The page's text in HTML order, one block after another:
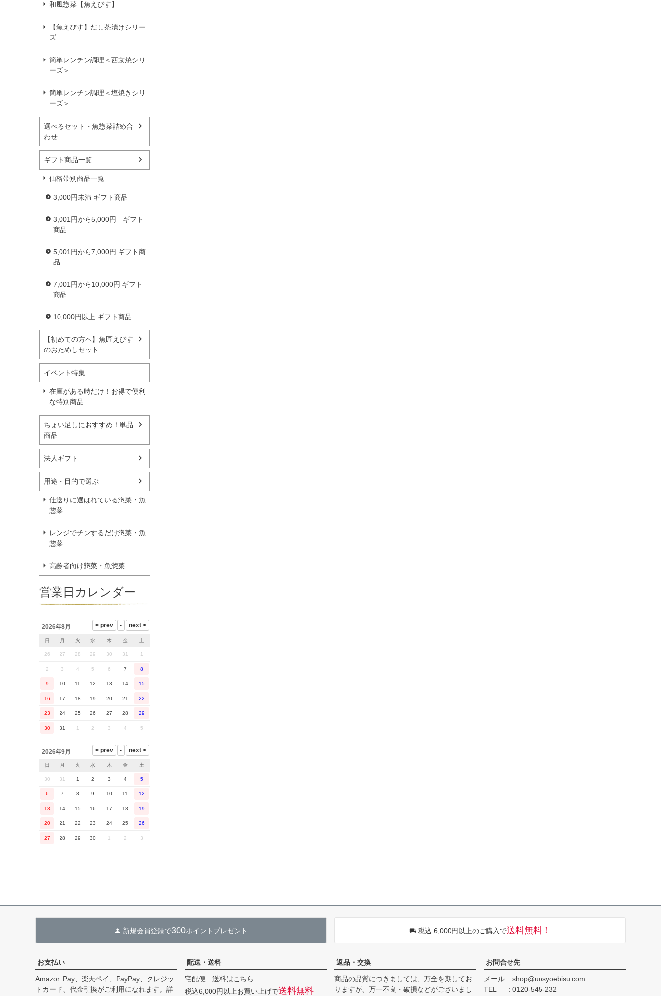
和風惣菜【魚えびす】
【魚えびす】だし茶漬けシリー
ズ
簡単レンチン調理＜西京焼シリ
ーズ＞
簡単レンチン調理＜塩焼きシリ
ーズ＞
選べるセット・魚惣菜詰め合
わせ
ギフト商品一覧
価格帯別商品一覧
3,000円未満 ギフト商品
3,001円から5,000円 ギフト
商品
5,001円から7,000円 ギフト商
品
7,001円から10,000円 ギフト
商品
10,000円以上 ギフト商品
【初めての方へ】魚匠えびす
のおためしセット
イベント特集
在庫がある時だけ！お得で便利
な特別商品
ちょい足しにおすすめ！単品
商品
法人ギフト
用途・目的で選ぶ
仕送りに選ばれている惣菜・魚
惣菜
レンジでチンするだけ惣菜・魚
惣菜
高齢者向け惣菜・魚惣菜
営業日カレンダー
2026年8月
日 月 火 水 木 金 土
26 27 28 29 30 31 1
2 3 4 5 6 7 8
9 10 11 12 13 14 15
16 17 18 19 20 21 22
23 24 25 26 27 28 29
30 31 1 2 3 4 5
2026年9月
日 月 火 水 木 金 土
30 31 1 2 3 4 5
6 7 8 9 10 11 12
13 14 15 16 17 18 19
20 21 22 23 24 25 26
27 28 29 30 1 2 3
新規会員登録で300ポイントプレゼント 税込 6,000円以上のご購入で送料無料！
お支払い
Amazon Pay、楽天ペイ、PayPay、クレジッ
トカード、代金引換がご利用になれます。詳
配送・送料
宅配便 送料はこちら
税込6,000円以上お買い上げで送料無料
返品・交換
商品の品質につきましては、万全を期してお
りますが、万一不良・破損などがございまし
お問合せ先
メール
shop@uosyoebisu.com
TEL
0120-545-232